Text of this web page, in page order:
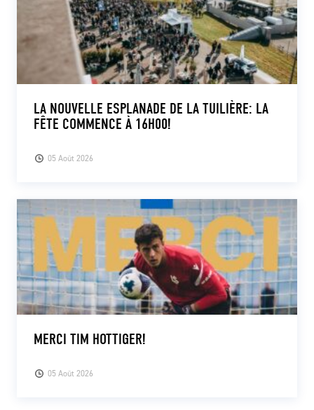
05 Août 2026
LA NOUVELLE ESPLANADE DE LA TUILIÈRE: LA
FÊTE COMMENCE À 16H00!
05 Août 2026
MERCI TIM HOTTIGER!